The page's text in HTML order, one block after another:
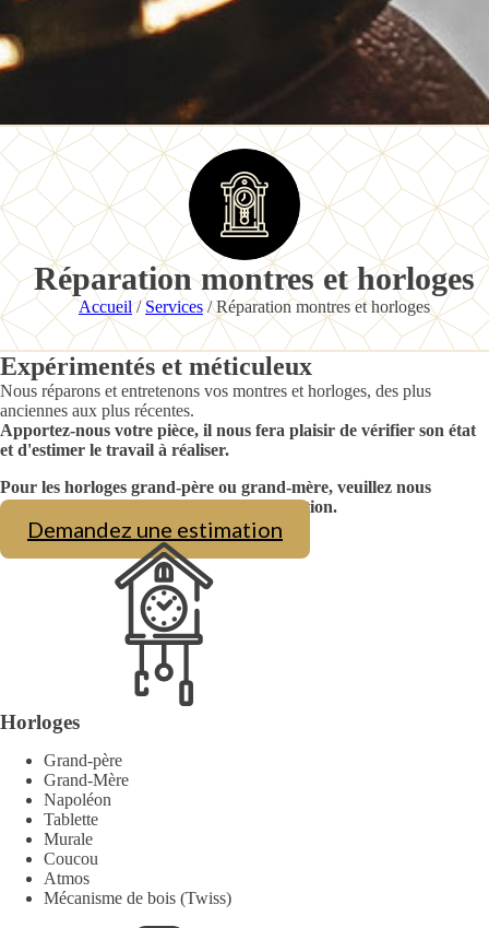
Réparation montres et horloges
Accueil/ Services/ Réparation montres et horloges
Expérimentés et méticuleux
Nous réparons et entretenons vos montres et horloges, des plus
anciennes aux plus récentes.
Apportez-nous votre pièce, il nous fera plaisir de vérifier son état
et d'estimer le travail à réaliser.
Pour les horloges grand-père ou grand-mère, veuillez nous
appeler au
pour une évaluation.
Demandez une estimation
Horloges
Grand-père
Grand-Mère
Napoléon
Tablette
Murale
Coucou
Atmos
Mécanisme de bois (Twiss)